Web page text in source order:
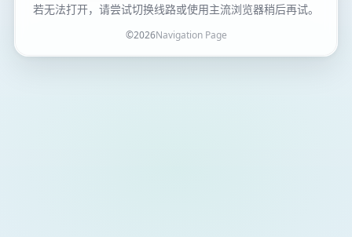
若无法打开，请尝试切换线路或使用主流浏览器稍后再试。
©2026Navigation Page